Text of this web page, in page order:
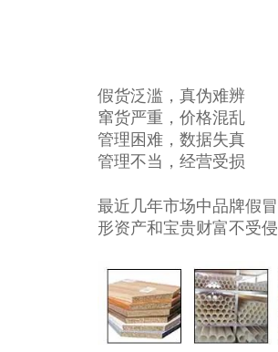
假货泛滥，真伪难辨
窜货严重，价格混乱
管理困难，数据失真
管理不当，经营受损
最近几年市场中品牌假
形资产和宝贵财富不受